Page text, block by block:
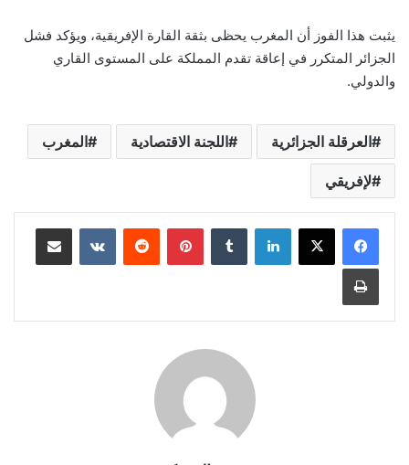
يثبت هذا الفوز أن المغرب يحظى بثقة القارة الإفريقية، ويؤكد فشل
الجزائر المتكرر في إعاقة تقدم المملكة على المستوى القاري
والدولي.
العرقلة الجزائرية اللجنة الاقتصادية المغرب
لإفريقي
لينكدإن بينتيريست مشاركة عبر البريد
طباعة